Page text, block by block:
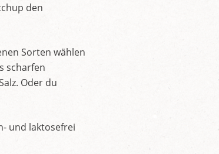
den
Sorten wählen
scharfen
Oder du
und laktosefrei